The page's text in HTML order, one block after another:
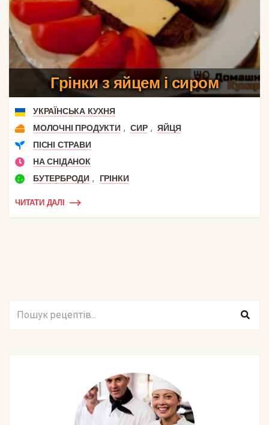
Грінки з яйцем і сиром
УКРАЇНСЬКА КУХНЯ
МОЛОЧНІ ПРОДУКТИ , СИР , ЯЙЦЯ
ПІСНІ СТРАВИ
НА СНІДАНОК
БУТЕРБРОДИ , ГРІНКИ
ЧИТАТИ ДАЛІ